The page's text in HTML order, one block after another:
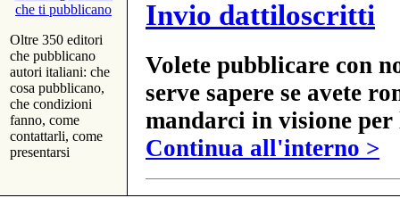
che ti pubblicano
Oltre 350 editori
che pubblicano
autori italiani: che
cosa pubblicano,
che condizioni
fanno, come
contattarli, come
presentarsi
Invio dattiloscritti
Volete pubblicare con
serve sapere se avete
mandarci in visione
Continua all'interno >